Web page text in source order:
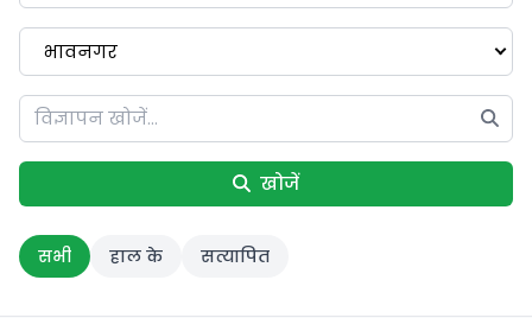
भावनगर
खोजें
सभी हाल के सत्यापित